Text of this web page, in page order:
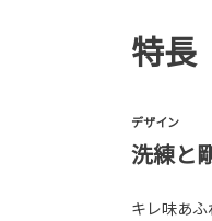
特長
デザイン
洗練と
キレ味あふ